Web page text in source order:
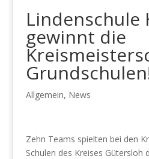
Lindenschule
gewinnt die
Allgemein, News
Zehn Teams spielten bei den
Schulen des Kreises Gütersloh